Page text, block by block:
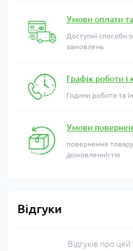
Умови оплати
Доступні способи
замовлень
Графік роботи і
Години роботи та
Умови
повернення
домовленністю
Відгуки
Відгуків про